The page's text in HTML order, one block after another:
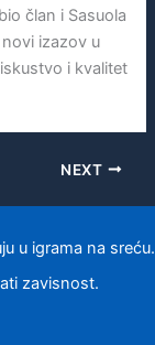
član i Sasuola
izazov u
i kvalitet
NEXT
u igrama na sreću.
zavisnost.